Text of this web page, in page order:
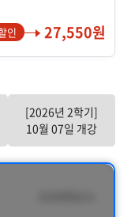
인 27,550원
[2026년 2학기]
10월 07일 개강